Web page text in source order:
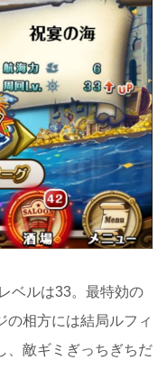
ベルは33。最特効の
の相方には結局ルフィ
、敵ギミぎっちぎちだ